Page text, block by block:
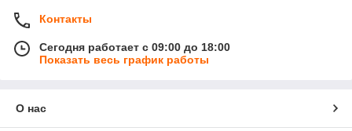
Контакты
Сегодня работает с 09:00 до 18:00
Показать весь график работы
О нас